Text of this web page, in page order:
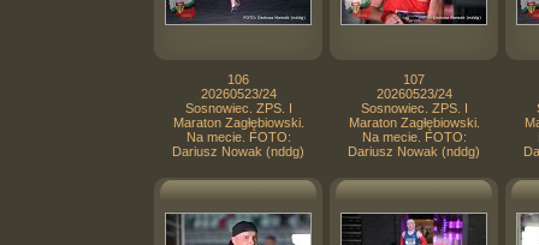
106
20260523/24
Sosnowiec. ZPS. I
Maraton Zagłębiowski.
Na mecie. FOTO:
Dariusz Nowak (nddg)
107
20260523/24
Sosnowiec. ZPS. I
Maraton Zagłębiowski.
Na mecie. FOTO:
Dariusz Nowak (nddg)